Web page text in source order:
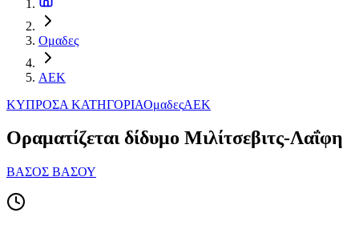
Ομαδες
ΑΕΚ
ΚΥΠΡΟΣΑ ΚΑΤΗΓΟΡΙΑΟμαδεςΑΕΚ
Οραματίζεται δίδυμο Μιλίτσεβιτς-Λαΐφη
ΒΑΣΟΣ ΒΑΣΟΥ